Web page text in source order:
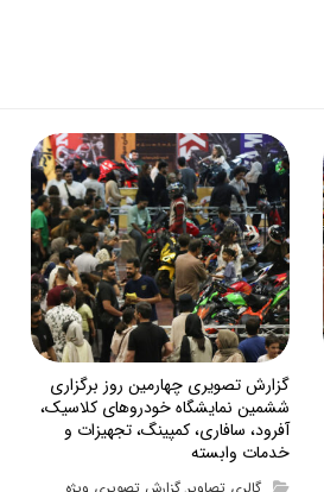
گزارش تصویری چهارمین روز برگزاری
ششمین نمایشگاه خودروهای کلاسیک،
آفرود، سافاری، کمپینگ، تجهیزات و
خدمات وابسته